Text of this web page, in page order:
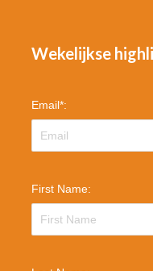
Wekelijkse
Email*:
First Name: